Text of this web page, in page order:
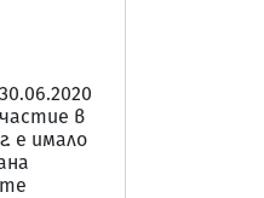
в
е имало